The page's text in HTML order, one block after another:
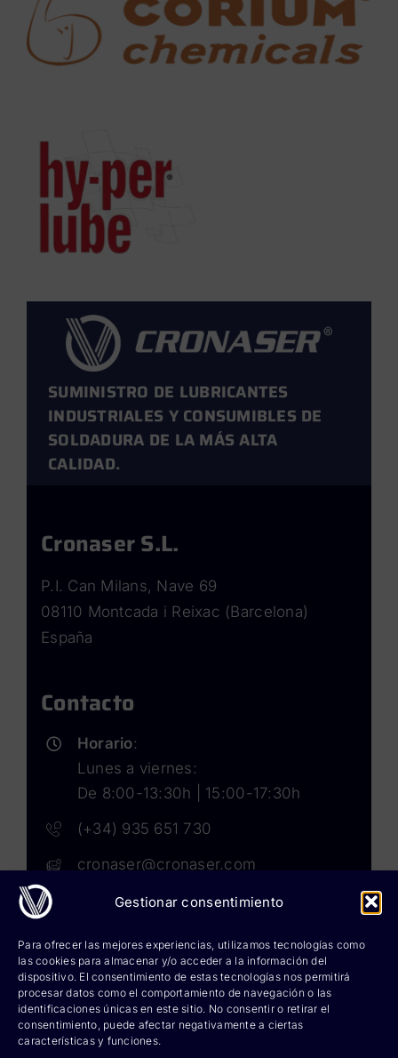
Gestionar consentimiento
Para ofrecer las mejores experiencias, utilizamos tecnologías como
las cookies para almacenar y/o acceder a la información del
dispositivo. El consentimiento de estas tecnologías nos permitirá
procesar datos como el comportamiento de navegación o las
identificaciones únicas en este sitio. No consentir o retirar el
consentimiento, puede afectar negativamente a ciertas
características y funciones.
SUMINISTRO DE LUBRICANTES
INDUSTRIALES Y CONSUMIBLES DE
SOLDADURA DE LA MÁS ALTA
CALIDAD.
Cronaser S.L.
P.I. Can Milans, Nave 69
08110 Montcada i Reixac (Barcelona)
España
Contacto
Horario:
Lunes a viernes:
De 8:00-13:30h | 15:00-17:30h
(+34) 935 651 730
cronaser@cronaser.com
Corium lubricants
Corium chemicals
Corium sprays